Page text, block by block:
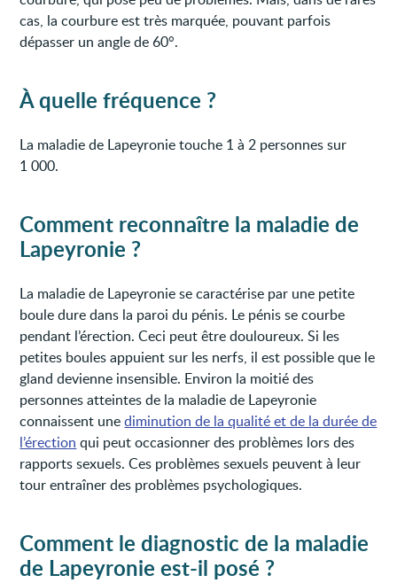
cas, la courbure est très marquée, pouvant parfois
dépasser un angle de 60°.
Àquelle fréquence ?
La maladie de Lapeyronie touche 1 à 2 personnes sur
1 000.
Comment reconnaître la maladie de
Lapeyronie ?
La maladie de Lapeyronie se caractérise par une petite
boule dure dans la paroi du pénis. Le pénis se courbe
pendant l’érection. Ceci peut être douloureux. Si les
petites boules appuient sur les nerfs, il est possible que le
gland devienne insensible. Environ la moitié des
personnes atteintes de la maladie de Lapeyronie
connaissent unediminution de la qualité et de la durée de
l’érection qui peut occasionner des problèmes lors des
rapports sexuels. Ces problèmes sexuels peuvent à leur
tour entraîner des problèmes psychologiques.
Comment le diagnostic de la maladie
de Lapeyronieest-il posé ?